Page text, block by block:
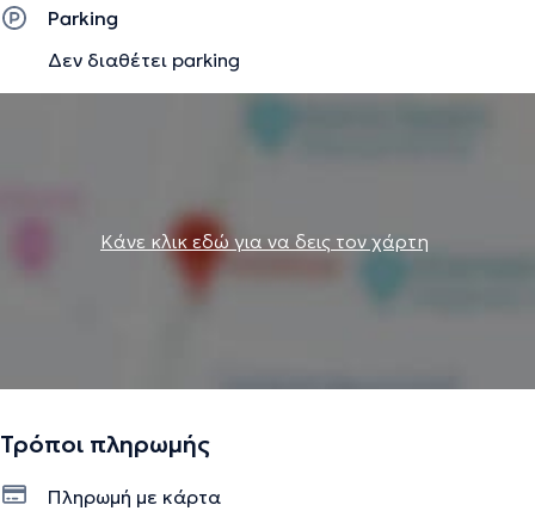
Greenwich του Λονδίνου. Η διαιτολόγος έχει σημαντική
εργασιακή εμπειρία και είναι εξειδικευμένη στην κλινική
διαιτολογία. Στο ιδιωτικό της γραφείο παρέχει
εξειδικευμένα προγράμματα διατροφής εξατομικευμένα
επαληθευμένες πληροφορίες.
Parking
Δεν διαθέτει parking
Κάνε κλικ εδώ για να δεις τον χάρτη
Τρόποι πληρωμής
Πληρωμή με κάρτα